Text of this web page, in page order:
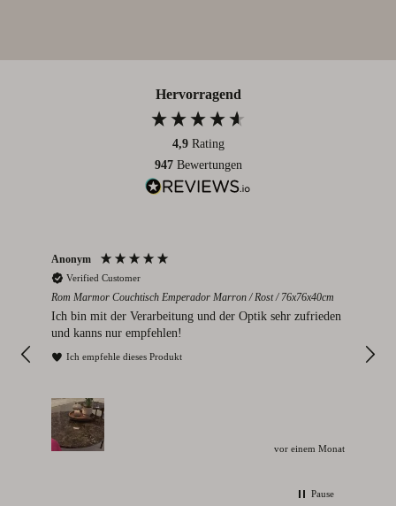
Hervorragend
4,9 Rating
947 Bewertungen
Anonym
Verified Customer
Rom Marmor Couchtisch Emperador Marron / Rost / 76x76x40cm
Ich bin mit der Verarbeitung und der Optik sehr zufrieden
und kanns nur empfehlen!
Ich empfehle dieses Produkt
vor einem Monat
Pause